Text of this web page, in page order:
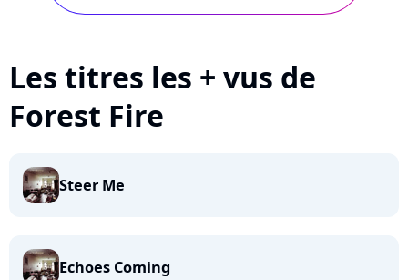
Les titres les + vus de
Forest Fire
Steer Me
Echoes Coming